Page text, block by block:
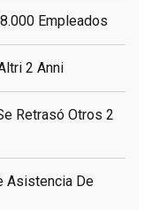
Empleados
2 Anni
Retrasó Otros 2
Asistencia De